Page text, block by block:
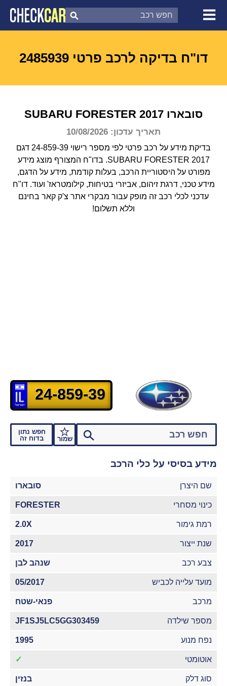
צ'ק קאר
דוח בדיקת רכב
דו"ח בדיקה לרכב פרטי 2485939
סובארו SUBARU FORESTER 2017
תאריך עדכון: 10/08/2026
בדיקת מידע על רכב פרטי לפי מספר רישוי 24-859-39 דגם
SUBARU FORESTER 2017. בדו"ח המצורף מוצג מידע
מפורט על היסטוריית הרכב, בעלות קודמת, מידע על הדגם,
מידע טכני, דרגת זיהום, אביזרי בטיחות, קילומטראז' ועוד.דו"ח
עדכני לכלי רכב זה מופק עבור מבקרי אתר צ'ק קאר בחינם
וללא תשלום!
שמור
חפש נתון
בדוח זה
24-859-39
מידע בסיסי על כלי הרכב
שם היצרן סובארו
כינוי מסחרי FORESTER
רמת גימור 2.0X
שנת ייצור 2017
צבע רכב שנהב לבן
מועד עלייה לכביש 05/2017
מרכב פנאי-שטח
מספר שילדה JF1SJ5LC5GG303459
נפח מנוע 1995
אוטומטי ✓
סוג דלק בנזין